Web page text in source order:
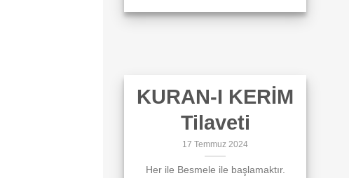
KURAN-I KERİM
Tilaveti
17 Temmuz 2024
Her ile Besmele ile başlamaktır.